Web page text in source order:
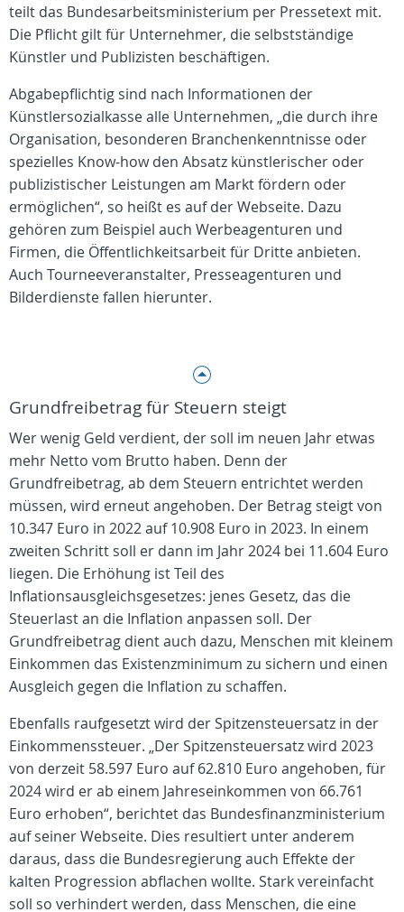
teilt das Bundesarbeitsministerium per Pressetext mit.
Die Pflicht gilt für Unternehmer, die selbstständige
Künstler und Publizisten beschäftigen.
Abgabepflichtig sind nach Informationen der
Künstlersozialkasse alle Unternehmen, „die durch ihre
Organisation, besonderen Branchenkenntnisse oder
spezielles Know-how den Absatz künstlerischer oder
publizistischer Leistungen am Markt fördern oder
ermöglichen“, so heißt es auf der Webseite. Dazu
gehören zum Beispiel auch Werbeagenturen und
Firmen, die Öffentlichkeitsarbeit für Dritte anbieten.
Auch Tourneeveranstalter, Presseagenturen und
Bilderdienste fallen hierunter.
Grundfreibetrag für Steuern steigt
Wer wenig Geld verdient, der soll im neuen Jahr etwas
mehr Netto vom Brutto haben. Denn der
Grundfreibetrag, ab dem Steuern entrichtet werden
müssen, wird erneut angehoben. Der Betrag steigt von
10.347 Euro in 2022 auf 10.908 Euro in 2023. In einem
zweiten Schritt soll er dann im Jahr 2024 bei 11.604 Euro
liegen. Die Erhöhung ist Teil des
Inflationsausgleichsgesetzes: jenes Gesetz, das die
Steuerlast an die Inflation anpassen soll. Der
Grundfreibetrag dient auch dazu, Menschen mit kleinem
Einkommen das Existenzminimum zu sichern und einen
Ausgleich gegen die Inflation zu schaffen.
Ebenfalls raufgesetzt wird der Spitzensteuersatz in der
Einkommenssteuer. „Der Spitzensteuersatz wird 2023
von derzeit 58.597 Euro auf 62.810 Euro angehoben, für
2024 wird er ab einem Jahreseinkommen von 66.761
Euro erhoben“, berichtet das Bundesfinanzministerium
auf seiner Webseite. Dies resultiert unter anderem
daraus, dass die Bundesregierung auch Effekte der
kalten Progression abflachen wollte. Stark vereinfacht
soll so verhindert werden, dass Menschen, die eine